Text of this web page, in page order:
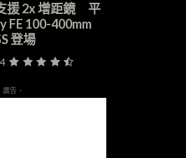
援 2x 增距鏡 平
FE 100-400mm
登場
廣告 -